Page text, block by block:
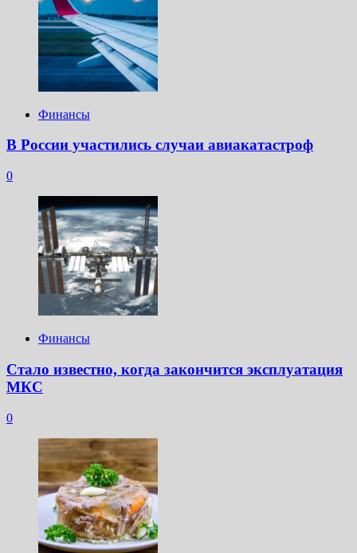
Финансы
В России участились случаи авиакатастроф
0
Финансы
Стало известно, когда закончится эксплуатация
МКС
0